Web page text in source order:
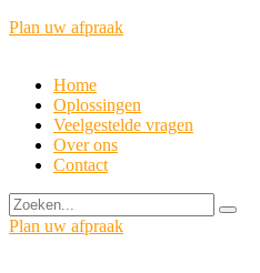
Plan uw afpraak
Home
Oplossingen
Veelgestelde vragen
Over ons
Contact
Plan uw afpraak